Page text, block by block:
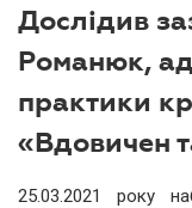
Дослідив
Романюк,
практики
«Вдовичен
25.03.2021 року